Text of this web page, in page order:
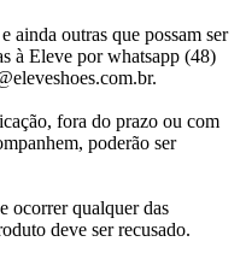
ainda outras que possam ser
à Eleve por whatsapp (48)
fora do prazo ou com
poderão ser
ocorrer qualquer das
deve ser recusado.